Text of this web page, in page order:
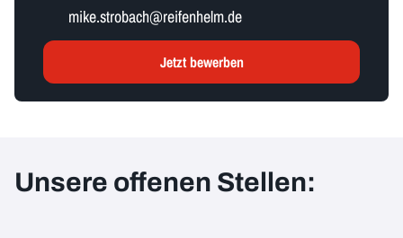
m​i​k​e​.​s​t​r​o​b​a​c​h​@reifenhelm.de
Jetzt bewerben
Unsere offenen Stellen: